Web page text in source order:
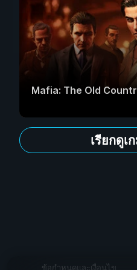
Mafia: The Old
เรียกดูเ
ข้อกำหนดและเงื่อนไข